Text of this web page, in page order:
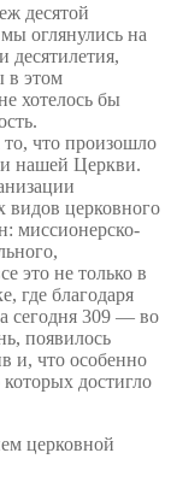
десятой
оглянулись на
десятилетия,
в этом
хотелось бы
то, что произошло
нашей Церкви.
видов церковного
миссионерско-
это не только в
где благодаря
сегодня 309 — во
появилось
и, что особенно
достигло
церковной